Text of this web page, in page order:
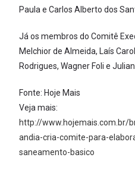
Paula e Carlos Alberto dos
Já os membros do Comitê
Melchior de Almeida, Laís
Rodrigues, Wagner Foli e
Fonte: Hoje Mais
Veja mais:
http://www.hojemais.com.br/
andia-cria-comite-para-
saneamento-basico